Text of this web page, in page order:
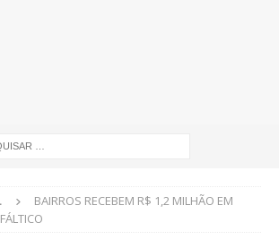
BAIRROS RECEBEM R$ 1,2 MILHÃO EM